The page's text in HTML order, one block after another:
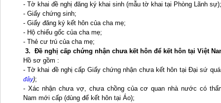
- Tờ khai đề nghị đăng ký khai sinh (mẫu tờ khai tại Phòng Lãnh sự);
- Giấy chứng sinh;
- Giấy đăng ký kết hôn của cha mẹ;
- Hộ chiếu gốc của cha mẹ;
- Thẻ cư trú của cha mẹ;
3. Đề nghị cấp chứng nhận chưa kết hôn để kết hôn tại Việt
Hồ sơ gồm :
- Tờ khai đề nghị cấp Giấy chứng nhận chưa kết hôn tại Đại sứ
đây);
- Xác nhận chưa vợ, chưa chồng của cơ quan nhà nước có
Nam mới cấp (dùng để kết hôn tại Áo);